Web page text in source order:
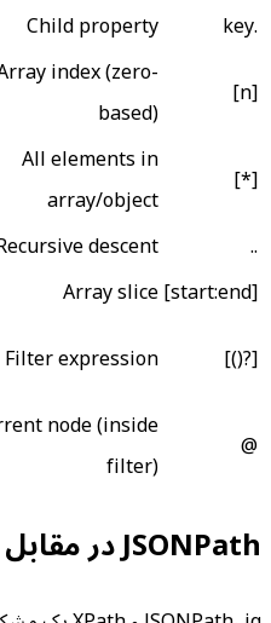
Child property
[n]
Array index (zero-
based)
[*]
All elements in
array/object
..
descent
[start:end]
Array slice
[?()]
Filter expression
@
node (inside
filter)
JSONPath در مقابل jq و XPath